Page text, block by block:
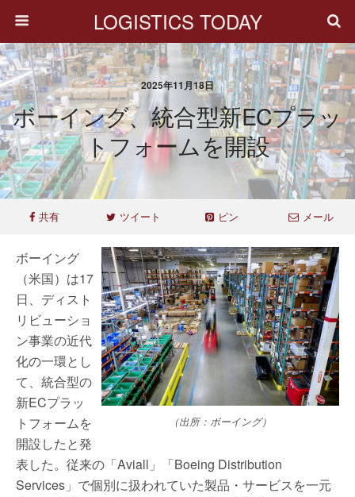
LOGISTICS TODAY
2025年11月18日
ボーイング、統合型新ECプラッ
トフォームを開設
共有 ツイート ピン メール
（出所：ボーイング）
ボーイング
（米国）は17
日、ディスト
リビューショ
ン事業の近代
化の一環とし
て、統合型の
新ECプラッ
トフォームを
開設したと発
表した。従来の「Aviall」「Boeing Distribution
Services」で個別に扱われていた製品・サービスを一元